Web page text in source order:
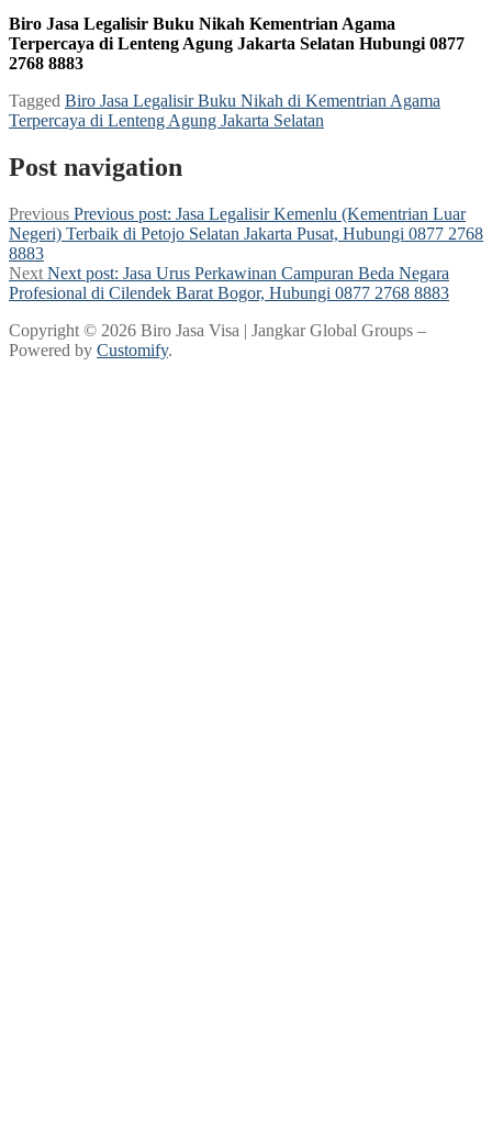
Biro Jasa Legalisir Buku Nikah Kementrian Agama
Terpercaya di Lenteng Agung Jakarta Selatan Hubungi 0877
2768 8883
Tagged Biro Jasa Legalisir Buku Nikah di Kementrian Agama
Terpercaya di Lenteng Agung Jakarta Selatan
Post navigation
Previous Previous post: Jasa Legalisir Kemenlu (Kementrian Luar
Negeri) Terbaik di Petojo Selatan Jakarta Pusat, Hubungi 0877 2768
8883
Next Next post: Jasa Urus Perkawinan Campuran Beda Negara
Profesional di Cilendek Barat Bogor, Hubungi 0877 2768 8883
Copyright © 2026 Biro Jasa Visa | Jangkar Global Groups –
Powered by Customify.